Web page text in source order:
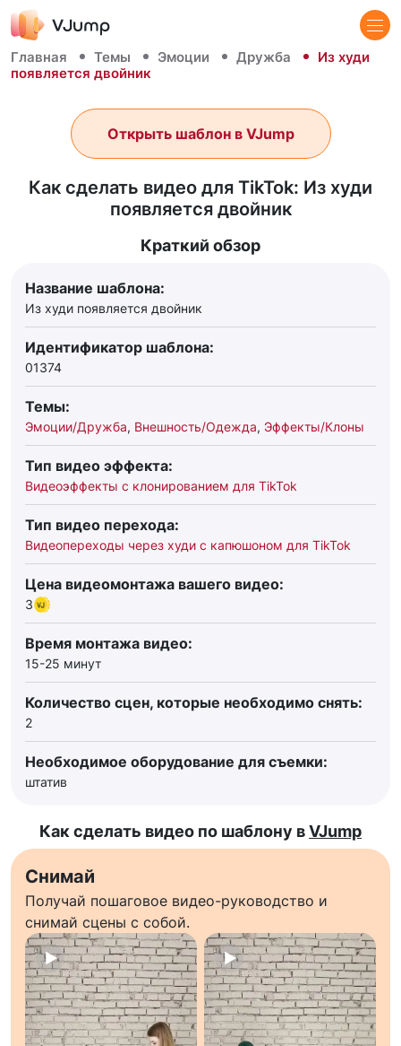
Главная Темы Эмоции Дружба
Из худи
появляется двойник
Как сделать видео для TikTok: Из худи
появляется двойник
Открыть шаблон в VJump
Краткий обзор
Название шаблона:
Из худи появляется двойник
Идентификатор шаблона:
01374
Темы:
Эмоции/Дружба, Внешность/Одежда, Эффекты/Клоны
Тип видео эффекта:
Видеоэффекты с клонированием для TikTok
Тип видео перехода:
Видеопереходы через худи с капюшоном для TikTok
Цена видеомонтажа вашего видео:
3
Время монтажа видео:
15-25 минут
Количество сцен, которые необходимо снять:
2
Необходимое оборудование для съемки:
штатив
Как сделать видео по шаблону вVJump
Снимай
Получай пошаговое видео-руководство и
снимай сцены с собой.